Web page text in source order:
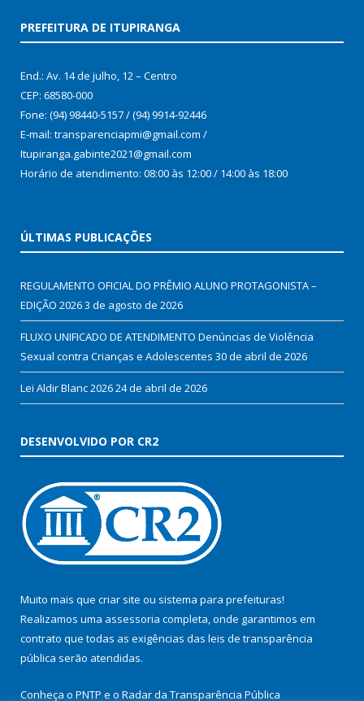
PREFEITURA DE ITUPIRANGA
End.: Av. 14 de julho, 12 – Centro
CEP: 68580-000
Fone: (94) 98440-5157 / (94) 9914-92446
E-mail: transparenciapmi@gmail.com /
Itupiranga.gabinte2021@gmail.com
Horário de atendimento: 08:00 às 12:00 / 14:00 às 18:00
ÚLTIMAS PUBLICAÇÕES
REGULAMENTO OFICIAL DO PRÊMIO ALUNO PROTAGONISTA –
EDIÇÃO 20263 de agosto de 2026
FLUXO UNIFICADO DE ATENDIMENTO Denúncias de Violência
Sexual contra Crianças e Adolescentes 30 de abril de 2026
Lei Aldir Blanc 202624 de abril de 2026
DESENVOLVIDO POR CR2
Muito mais que criar site ou sistema para prefeituras!
Realizamos uma assessoria completa, onde garantimos em
contrato que todas as exigências das leis de transparência
pública serão atendidas.
Conheça o PNTP e o Radar da Transparência Pública